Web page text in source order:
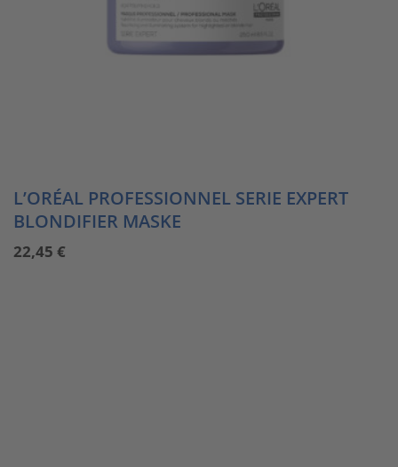
L’ORÉAL PROFESSIONNEL SERIE EXPERT
BLONDIFIER MASKE
22,45 €